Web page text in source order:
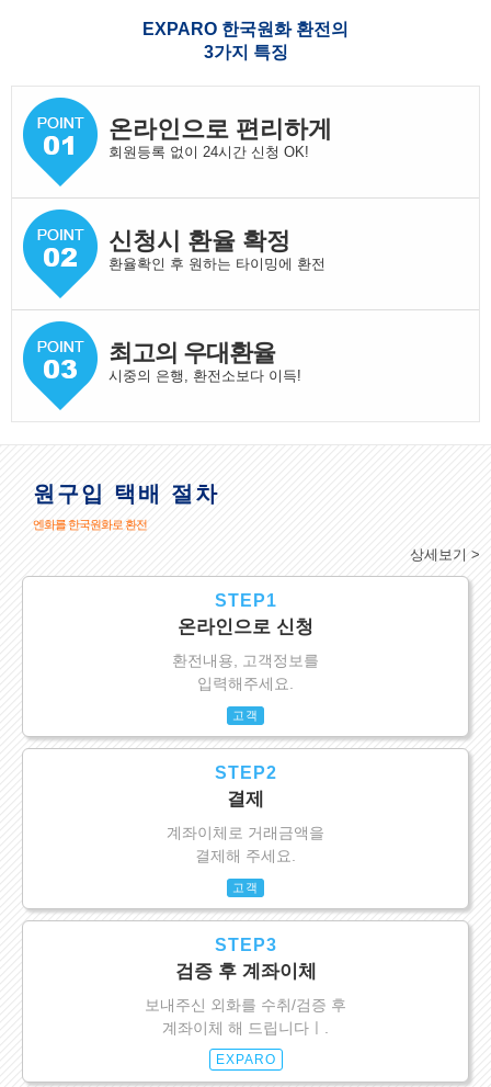
EXPARO 한국원화 환전의
3가지 특징
온라인으로 편리하게
회원등록 없이 24시간 신청 OK!
신청시 환율 확정
환율확인 후 원하는 타이밍에 환전
최고의 우대환율
시중의 은행, 환전소보다 이득!
원구입 택배 절차
엔화를 한국원화로 환전
상세보기 >
STEP1
온라인으로 신청
환전내용, 고객정보를
입력해주세요.
고객
STEP2
결제
계좌이체로 거래금액을
결제해 주세요.
고객
STEP3
검증 후 계좌이체
보내주신 외화를 수취/검증 후
계좌이체 해 드립니다ㅣ.
EXPARO